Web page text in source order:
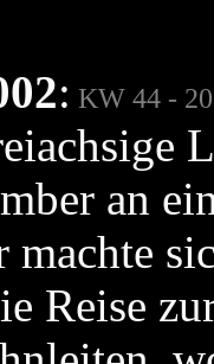
: KW 44 -
an
machte
Reise